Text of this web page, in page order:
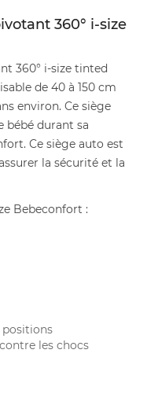
360° i-size
360° i-size tinted
de 40 à 150 cm
environ. Ce siège
bébé durant sa
Ce siège auto est
la sécurité et la
Bebeconfort :
positions
les chocs